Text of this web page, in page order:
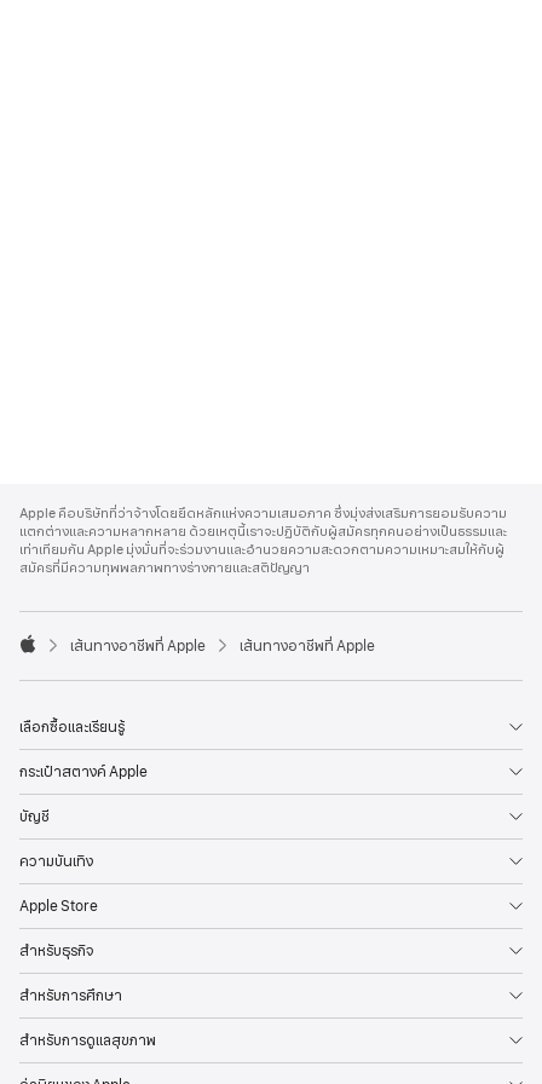
p
p
l
e
o
t
r
Apple คือบริษัทที่ว่าจ้างโดยยึดหลักแห่งความเสมอภาค ซึ่งมุ่งส่งเสริมการยอมรับความ
แตกต่างและความหลากหลาย ด้วยเหตุนี้เราจะปฏิบัติกับผู้สมัครทุกคนอย่างเป็นธรรมและ
เท่าเทียมกัน Apple มุ่งมั่นที่จะร่วมงานและอำนวยความสะดวกตามความเหมาะสมให้กับผู้
สมัครที่มีความทุพพลภาพทางร่างกายและสติปัญญา

p
l
เส้นทางอาชีพที่ Apple เส้นทางอาชีพที่ Apple
เลือกซื้อและเรียนรู้
กระเป๋าสตางค์ Apple
บัญชี
ความบันเทิง
Apple Store
สำหรับธุรกิจ
สำหรับการศึกษา
สำหรับการดูแลสุขภาพ